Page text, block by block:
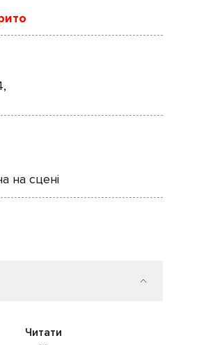
на сцені
Читати